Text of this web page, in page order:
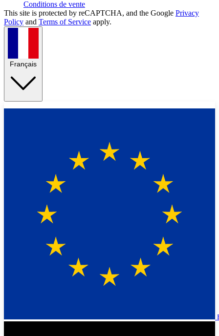
Conditions de vente
This site is protected by reCAPTCHA, and the Google Privacy
Policy and Terms of Service apply.
Français